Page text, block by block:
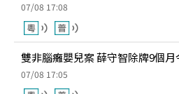
07/08 17:08
雙非腦癱嬰兒案 薛守智除牌9個月
07/08 17:05